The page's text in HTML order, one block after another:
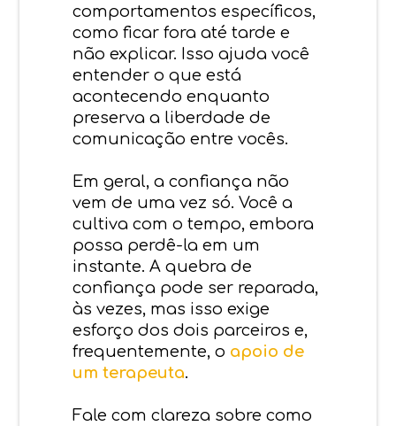
comportamentos específicos,
como ficar fora até tarde e
não explicar. Isso ajuda você
entender o que está
acontecendo enquanto
preserva a liberdade de
comunicação entre vocês.
Em geral, a confiança não
vem de uma vez só. Você a
cultiva com o tempo, embora
possa perdê-la em um
instante. A quebra de
confiança pode ser reparada,
às vezes, mas isso exige
esforço dos dois parceiros e,
frequentemente, o apoio de
um terapeuta.
Fale com clareza sobre como